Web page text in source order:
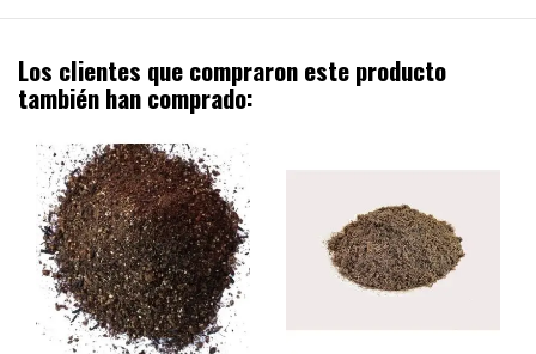
Los clientes que compraron este producto
también han comprado: